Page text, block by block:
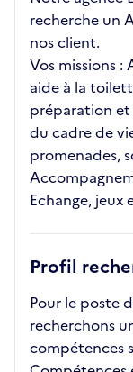
recherche un
nos client.
Vos missions :
aide à la
préparation et
du cadre de
promenades,
Echange,
Profil
Pour le poste
recherchons
compétences